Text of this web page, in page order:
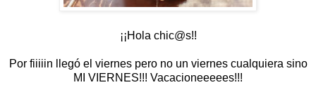
¡¡Hola chic@s!!
Por fiiiiin llegó el viernes pero no un viernes cualquiera sino
MI VIERNES!!! Vacacioneeeees!!!